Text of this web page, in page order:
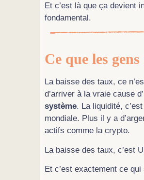
Et c’est là que ça devient
fondamental.
Ce que les
La baisse des taux, ce
d’arriver à la vraie cause
système. La liquidité,
mondiale. Plus il y a
actifs comme la crypto.
La baisse des taux, c’est
Et c’est exactement ce